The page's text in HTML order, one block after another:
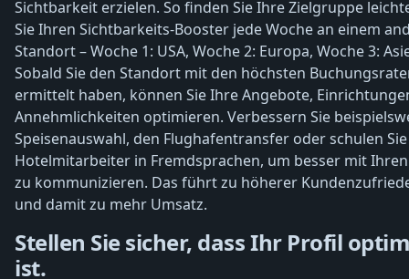
Sichtbarkeit erzielen. So finden Sie Ihre Zielgruppe
Sie Ihren Sichtbarkeits-Booster jede Woche an einem
Standort – Woche 1: USA, Woche 2: Europa, Woche 3:
Sobald Sie den Standort mit den höchsten
ermittelt haben, können Sie Ihre Angebote,
Annehmlichkeiten optimieren. Verbessern Sie
Speisenauswahl, den Flughafentransfer oder schulen
Hotelmitarbeiter in Fremdsprachen, um besser mit
zu kommunizieren. Das führt zu höherer
und damit zu mehr Umsatz.
Stellen Sie sicher, dass Ihr Profil
ist.